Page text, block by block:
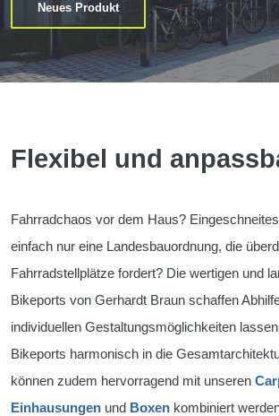
Neues Produkt
Flexibel und
Fahrradchaos vor dem Haus?
einfach nur eine Landesbauordnung, die
Fahrradstellplätze fordert? Die wertigen und
Bikeports von Gerhardt Braun schaffen
individuellen Gestaltungsmöglichkeiten
Bikeports harmonisch in die
können zudem hervorragend mit unseren
Einhausungen und Boxen kombiniert